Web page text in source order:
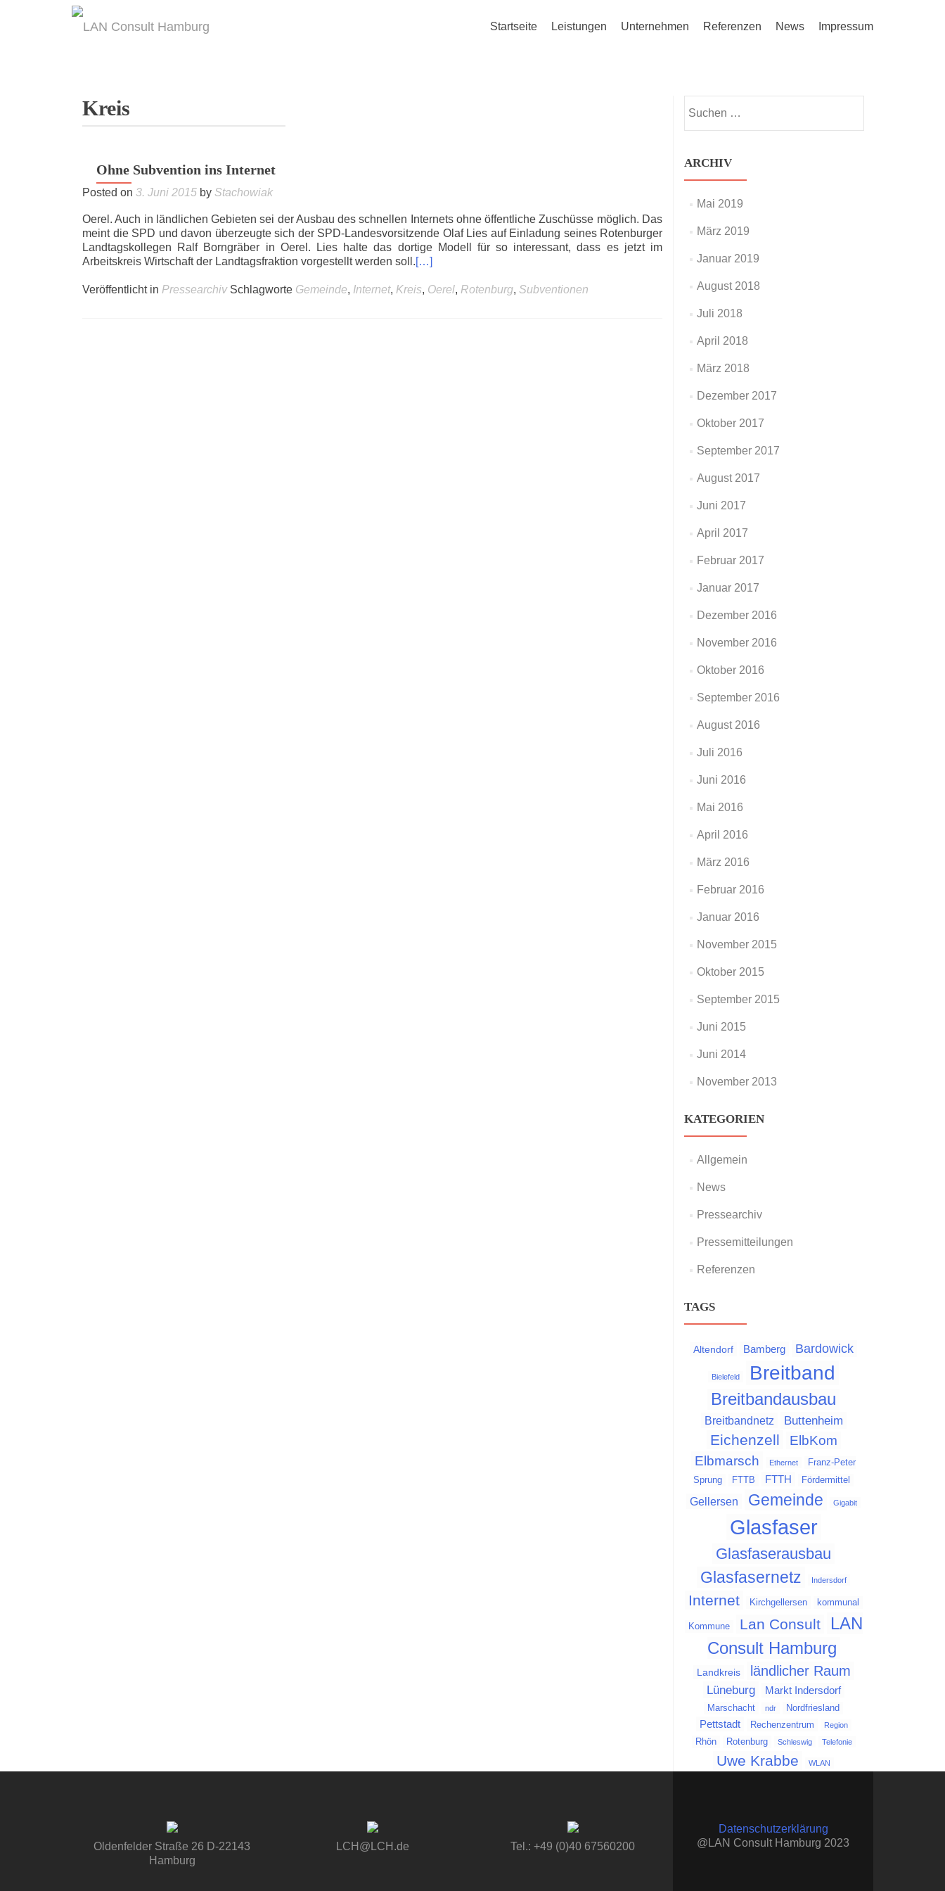
Startseite Leistungen Unternehmen Referenzen News Impressum
Kreis
Ohne Subvention ins Internet
Posted on 3. Juni 2015 by Stachowiak
Oerel. Auch in ländlichen Gebieten sei der Ausbau des schnellen Internets ohne öffentliche Zuschüsse möglich. Das
meint die SPD und davon überzeugte sich der SPD-Landesvorsitzende Olaf Lies auf Einladung seines Rotenburger
Landtagskollegen Ralf Borngräber in Oerel. Lies halte das dortige Modell für so interessant, dass es jetzt im
Arbeitskreis Wirtschaft der Landtagsfraktion vorgestellt werden soll.[…]
Veröffentlicht in Pressearchiv Schlagworte Gemeinde, Internet, Kreis, Oerel, Rotenburg, Subventionen
nach:
ARCHIV
Mai 2019
März 2019
Januar 2019
August 2018
Juli 2018
April 2018
März 2018
Dezember 2017
Oktober 2017
September 2017
August 2017
Juni 2017
April 2017
Februar 2017
Januar 2017
Dezember 2016
November 2016
Oktober 2016
September 2016
August 2016
Juli 2016
Juni 2016
Mai 2016
April 2016
März 2016
Februar 2016
Januar 2016
November 2015
Oktober 2015
September 2015
Juni 2015
Juni 2014
November 2013
KATEGORIEN
Allgemein
News
Pressearchiv
Pressemitteilungen
Referenzen
TAGS
Altendorf Bamberg Bardowick
Bielefeld Breitband
Breitbandausbau
Breitbandnetz Buttenheim
Eichenzell ElbKom
Elbmarsch Ethernet
Franz-Peter
Sprung
FTTB FTTH Fördermittel
Gellersen Gemeinde Gigabit
Glasfaser
Glasfaserausbau
Glasfasernetz Indersdorf
Internet Kirchgellersen kommunal
Kommune Lan Consult
LAN
Consult Hamburg
Landkreis ländlicher Raum
Lüneburg Markt Indersdorf
Marschacht ndr Nordfriesland
Pettstadt Rechenzentrum Region
Rhön Rotenburg Schleswig Telefonie
Uwe Krabbe WLAN
Oldenfelder Straße 26 D-22143
Hamburg
LCH@LCH.de Tel.: +49 (0)40 67560200
Datenschutzerklärung
@LAN Consult Hamburg 2023